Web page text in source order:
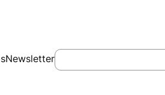
NewsletterRechercher